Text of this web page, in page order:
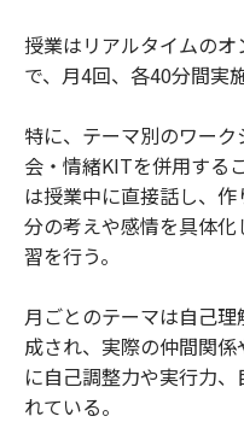
授業はリアルタイムの
で、月4回、各40分間実
特に、テーマ別のワー
会・情緒KITを併用する
は授業中に直接話し、
分の考えや感情を具体
習を行う。
月ごとのテーマは自己
成され、実際の仲間関
に自己調整力や実行力
れている。